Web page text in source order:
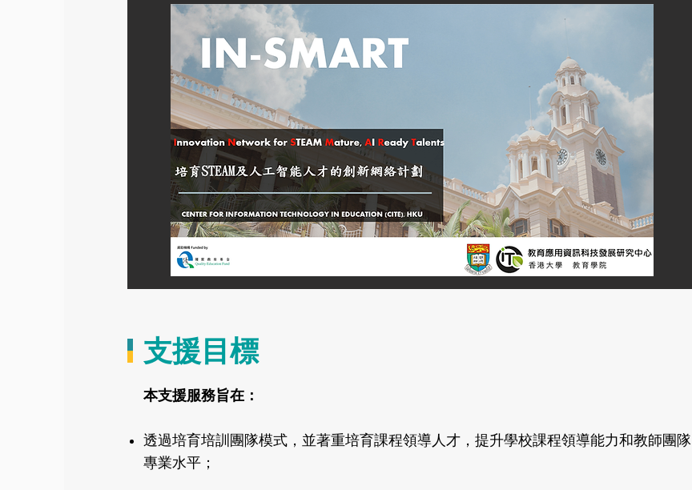
支援目標
​本支援服務旨在：
透過培育培訓團隊模式，並著重培育課程領導人才，提升學校課程領導能力和教師團隊
專業水平；